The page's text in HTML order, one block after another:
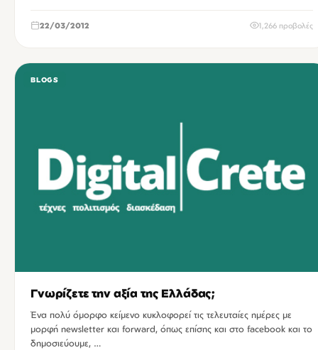
22/03/2012 1,266 προβολές
BLOGS
Γνωρίζετε την αξία της Ελλάδας;
Ένα πολύ όμορφο κείμενο κυκλοφορεί τις τελευταίες ημέρες με
μορφή newsletter και forward, όπως επίσης και στο facebook και το
δημοσιεύουμε, …